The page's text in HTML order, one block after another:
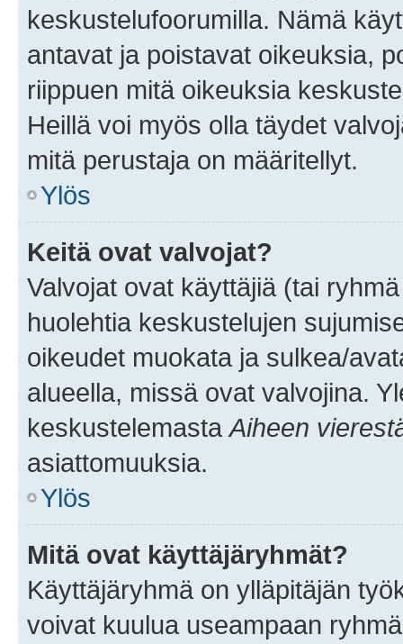
keskustelufoorumilla. Nämä
antavat ja poistavat oikeuksia,
riippuen mitä oikeuksia
Heillä voi myös olla täydet
mitä perustaja on määritellyt.
Ylös
Keitä ovat valvojat?
Valvojat ovat käyttäjiä (tai
huolehtia keskustelujen
oikeudet muokata ja sulkea/
alueella, missä ovat valvojina.
keskustelemasta Aiheen
asiattomuuksia.
Ylös
Mitä ovat käyttäjäryhmät?
Käyttäjäryhmä on ylläpitäjän
voivat kuulua useampaan